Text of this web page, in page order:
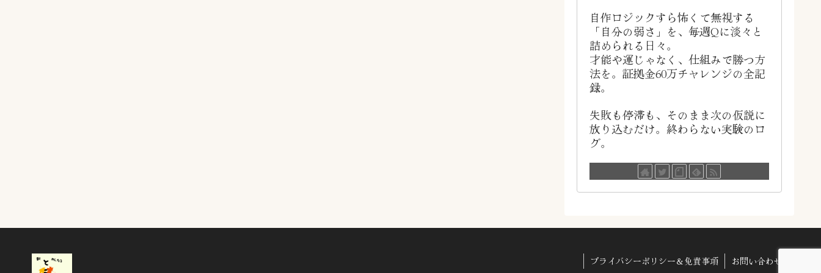
自作ロジックすら怖くて無視する
「自分の弱さ」を、毎週Qに淡々と
詰められる日々。
才能や運じゃなく、仕組みで勝つ方
法を。証拠金60万チャレンジの全記
録。
失敗も停滞も、そのまま次の仮説に
放り込むだけ。終わらない実験のロ
グ。
プライバシーポリシー＆免責事項 お問い合わせ